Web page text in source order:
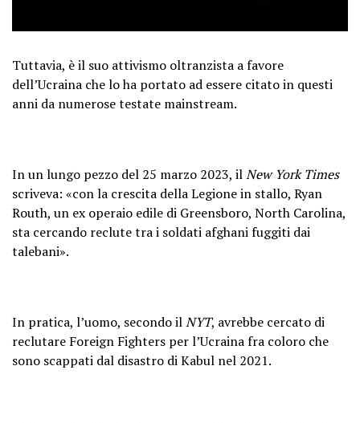
Tuttavia, è il suo attivismo oltranzista a favore
dell’Ucraina che lo ha portato ad essere citato in questi
anni da numerose testate mainstream.
In un lungo pezzo del 25 marzo 2023, ilNew York Times
scriveva: «con la crescita della Legione in stallo, Ryan
Routh, un ex operaio edile di Greensboro, North Carolina,
sta cercando reclute tra i soldati afghani fuggiti dai
talebani».
In pratica, l’uomo, secondo ilNYT, avrebbe cercato di
reclutare Foreign Fighters per l’Ucraina fra coloro che
sono scappati dal disastro di Kabul nel 2021.